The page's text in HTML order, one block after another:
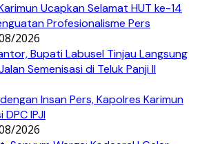
Ucapkan Selamat HUT ke-14
Profesionalisme Pers
2026
Bupati Labusel Tinjau Langsung
Semenisasi di Teluk Panji II
Insan Pers, Kapolres Karimun
IPJI
2026